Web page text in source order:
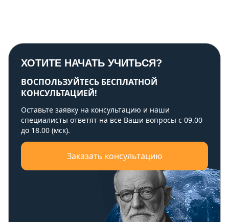
ХОТИТЕ НАЧАТЬ УЧИТЬСЯ?
ВОСПОЛЬЗУЙТЕСЬ БЕСПЛАТНОЙ
КОНСУЛЬТАЦИЕЙ!
Оставьте заявку на консультацию и наши
специалисты ответят на все Ваши вопросы с 09.00
до 18.00 (мск).
Заказать консультацию